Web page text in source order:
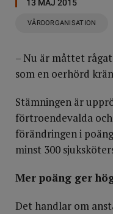
13 MAJ 2015
VÅRDORGANISATION
– Nu är måttet
som en oerhörd
Stämningen är
förtroendevalda
förändringen i
minst 300
Mer poäng ger
Det handlar om